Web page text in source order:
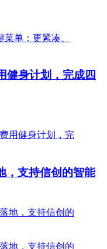
健身计划，完成四
，支持信创的智能